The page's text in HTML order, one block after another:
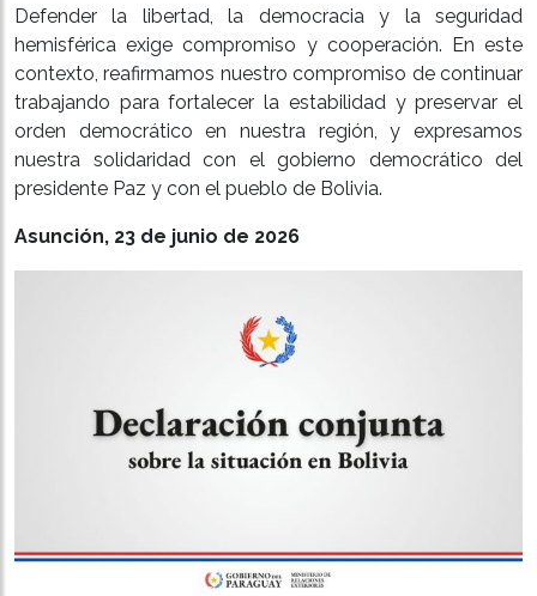
Defender la libertad, la democracia y la seguridad
hemisférica exige compromiso y cooperación. En este
contexto, reafirmamos nuestro compromiso de continuar
trabajando para fortalecer la estabilidad y preservar el
orden democrático en nuestra región, y expresamos
nuestra solidaridad con el gobierno democrático del
presidente Paz y con el pueblo de Bolivia.
Asunción, 23 de junio de 2026